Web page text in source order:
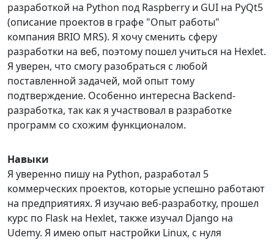
разработкой на Python под Raspberry и GUI на PyQt5
(описание проектов в графе "Опыт работы"
компания BRIO MRS). Я хочу сменить сферу
разработки на веб, поэтому пошел учиться на Hexlet.
Я уверен, что смогу разобраться с любой
поставленной задачей, мой опыт тому
подтверждение. Особенно интересна Backend-
разработка, так как я участвовал в разработке
программ со схожим функционалом.
Навыки
Я уверенно пишу на Python, разработал 5
коммерческих проектов, которые успешно работают
на предприятиях. Я изучаю веб-разработку, прошел
курс по Flask на Hexlet, также изучал Django на
Udemy. Я имею опыт настройки Linux, с нуля